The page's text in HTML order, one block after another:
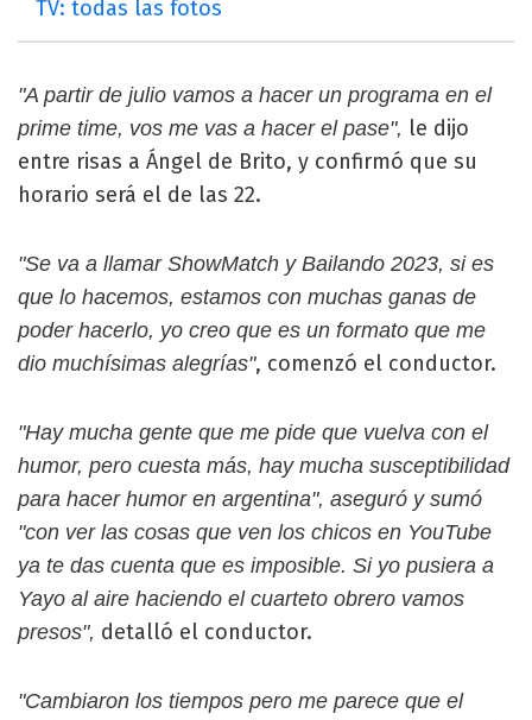
TV: todas las fotos
"A partir de julio vamos a hacer un programa en el
prime time, vos me vas a hacer el pase", le dijo
entre risas a Ángel de Brito, y confirmó que su
horario será el de las 22.
"Se va a llamar ShowMatch y Bailando 2023, si es
que lo hacemos, estamos con muchas ganas de
poder hacerlo, yo creo que es un formato que me
dio muchísimas alegrías", comenzó el conductor.
"Hay mucha gente que me pide que vuelva con el
humor, pero cuesta más, hay mucha susceptibilidad
para hacer humor en argentina", aseguró y sumó
"con ver las cosas que ven los chicos en YouTube
ya te das cuenta que es imposible. Si yo pusiera a
Yayo al aire haciendo el cuarteto obrero vamos
presos", detalló el conductor.
"Cambiaron los tiempos pero me parece que el